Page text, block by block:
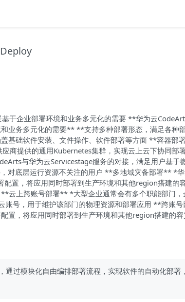
于企业部署环境和业务多元化的需要 **华为云
业务多元化的需要** **支持多种部署形态，满足各种
基础软件安装、文件操作、软件部署等方面 **容器部
商提供的通用Kubernetes集群，实现云上云下协同部
与华为云Servicestage服务的对接，满足用户基于
对底层运行资源不关注的用户 **多地域灾备部署** *
置，将应用同时部署到生产环境和其他region搭建的
云上跨账号部署** *大型企业通常会有多个职能部门，
账号，用于维护该部门的物理资源和部署应用 **跨账
置，将应用同时部署到生产环境和其他region搭建的
过模块化自由编排部署流程，实现软件的自动化部署